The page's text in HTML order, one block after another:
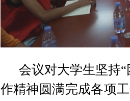
会议对大学生坚持
作精神圆满完成各项